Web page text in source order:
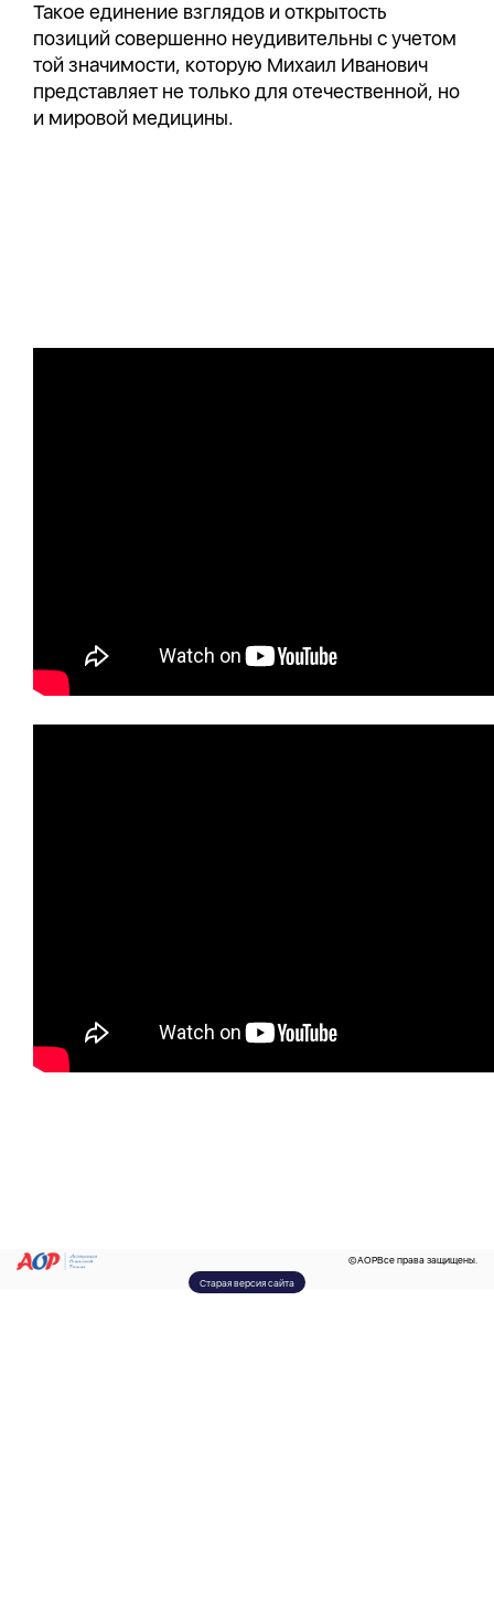
Такое единение взглядов и открытость
позиций совершенно неудивительны с учетом
той значимости, которую Михаил Иванович
представляет не только для отечественной, но
и мировой медицины.
©AOPВсе права защищены.
Старая версия сайта